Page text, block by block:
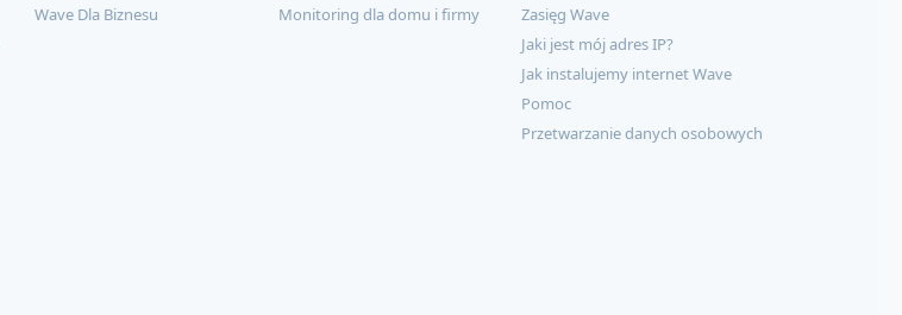
Wave Dla Biznesu Monitoring dla domu i firmy
Zasięg Wave
Jaki jest mój adres IP?
Jak instalujemy internet Wave
Pomoc
Przetwarzanie danych osobowych